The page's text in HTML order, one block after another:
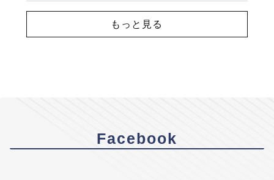
もっと見る
Facebook